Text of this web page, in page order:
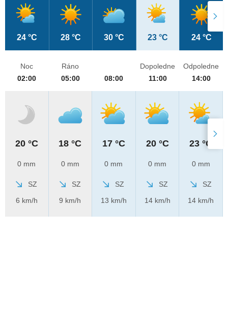
24 °C 28 °C 30 °C 23 °C 24 °C
Noc
02:00
20 °C
0 mm
SZ
6 km/h
Ráno
05:00
18 °C
0 mm
SZ
9 km/h
08:00
17 °C
0 mm
SZ
13 km/h
Dopoledne
11:00
20 °C
0 mm
SZ
14 km/h
Odpoledne
14:00
23 °C
0 mm
SZ
14 km/h